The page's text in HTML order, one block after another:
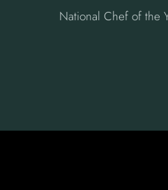
National Chef of the